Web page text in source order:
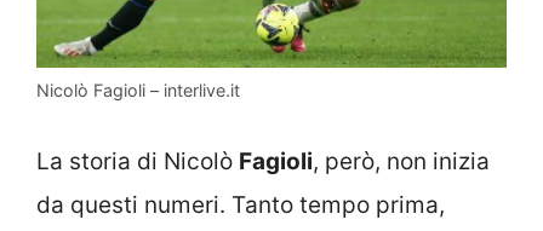
Nicolò Fagioli – interlive.it
La storia di Nicolò Fagioli, però, non inizia
da questi numeri. Tanto tempo prima,